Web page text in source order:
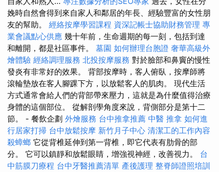
娩時自然會得到來自家人和鄰居的年長、經驗豐富的女性朋
友的幫助。 經絡按摩學習課程 資深記帳士協助財務管理 專
業會議點心供應 幾十年前，生命週期的每一刻，包括到達
和離開，都是社區事件。 墓園 如何辦理台胞證 奢華高級外
燴體驗 經絡調理服務 北投按摩服務 對於臉部和鼻竇的慢性
發炎有非常好的效果。 背部按摩時，客人俯臥，按摩師將
滾輪墊放在客人腳踝下方，以放鬆客人的肌肉。 現代生活
方式通常會給人們的背部帶來壓力，這就是為什麼值得治療
身體的這個部位。 從解剖學角度來說，背側部分是第十二
節。 - 餐飲企劃 外燴服務 台中推拿推薦 中醫 推拿 如何進
行居家打掃 台中放鬆按摩 新竹月子中心 清潔工的工作內容
殺蟑螂 它從背椎延伸到第一背椎，即它代表有肋骨的部
分。 它可以鎮靜和放鬆眼睛，增強視神經，改善視力。 台
中筋膜刀療程 台中牙醫推薦清單 產後護理 整脊師證照培訓